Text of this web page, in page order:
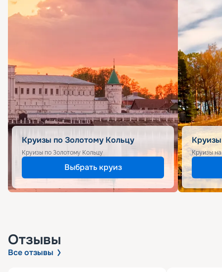
Круизы по Золотому Кольцу
Круизы по Золотому Кольцу
Выбрать круиз
Круизы
Отзывы
Все отзывы